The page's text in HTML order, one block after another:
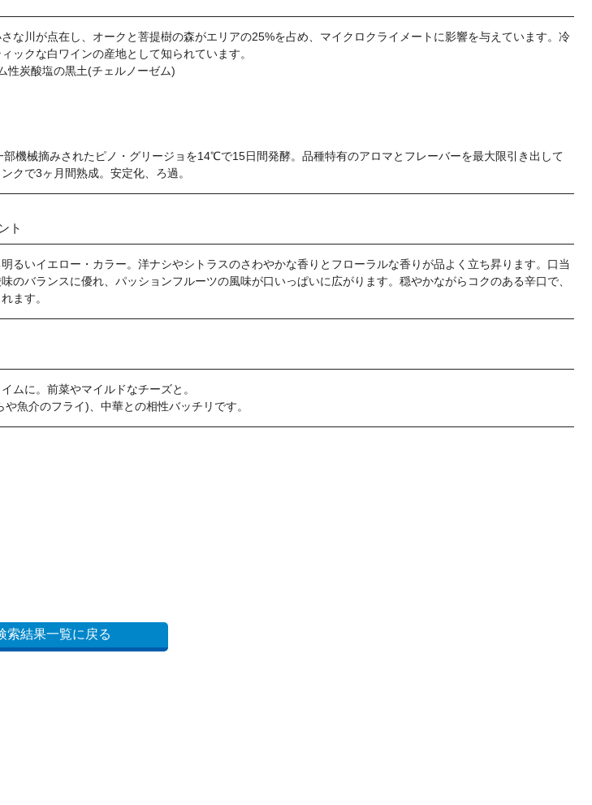
な川が点在し、オークと菩提樹の森がエリアの25%を占め、マイクロクライメートに影響を与えています。冷
ックな白ワインの産地として知られています。
性炭酸塩の黒土(チェルノーゼム)
部機械摘みされたピノ・グリージョを14℃で15日間発酵。品種特有のアロマとフレーバーを最大限引き出して
クで3ヶ月間熟成。安定化、ろ過。
ト
るいイエロー・カラー。洋ナシやシトラスのさわやかな香りとフローラルな香りが品よく立ち昇ります。口当
のバランスに優れ、パッションフルーツの風味が口いっぱいに広がります。穏やかながらコクのある辛口で、
ます。
ムに。前菜やマイルドなチーズと。
魚介のフライ)、中華との相性バッチリです。
索結果一覧に戻る